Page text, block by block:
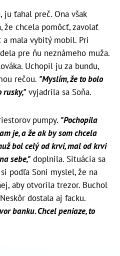
ju ťahal preč. Ona však
že chcela pomôcť, zavolať
a mala vybitý mobil. Pri
pre ňu neznámeho muža.
Uchopil ju za bundu,
rečou. "Myslím, že to bolo
rusky," vyjadrila sa Soňa.
pumpy. "Pochopila
je, a že ak by som chcela
bol celý od krvi, mal od krvi
sebe," doplnila. Situácia sa
podľa Soni myslel, že na
aby otvorila trezor. Buchol
dostala aj facku.
banku. Chcel peniaze, to